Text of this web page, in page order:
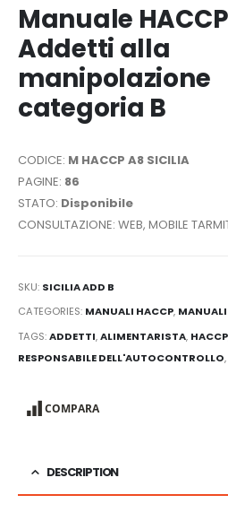
Manuale
Addetti alla
manipolazione
categoria B
CODICE: M HACCP A8 SICILIA
PAGINE: 86
STATO: Disponibile
CONSULTAZIONE: WEB, MOBILE
SKU: SICILIA ADD B
CATEGORIES: MANUALI HACCP,
TAGS:ADDETTI,ALIMENTARISTA, HACCP
RESPONSABILE DELL'AUTOCONTROLLO,
COMPARA
DESCRIPTION